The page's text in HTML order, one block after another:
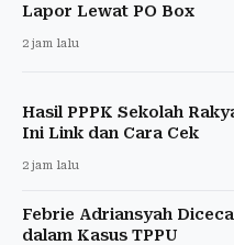
Lapor Lewat PO Box
2 jam lalu
Hasil PPPK Sekolah
Ini Link dan Cara Cek
2 jam lalu
Febrie Adriansyah
dalam Kasus TPPU